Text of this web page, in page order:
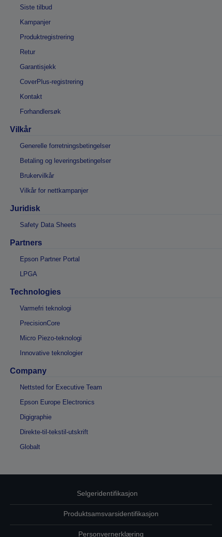
Siste tilbud
Kampanjer
Produktregistrering
Retur
Garantisjekk
CoverPlus-registrering
Kontakt
Forhandlersøk
Vilkår
Generelle forretningsbetingelser
Betaling og leveringsbetingelser
Brukervilkår
Vilkår for nettkampanjer
Juridisk
Safety Data Sheets
Partners
Epson Partner Portal
LPGA
Technologies
Varmefri teknologi
PrecisionCore
Micro Piezo-teknologi
Innovative teknologier
Company
Nettsted for Executive Team
Epson Europe Electronics
Digigraphie
Direkte-til-tekstil-utskrift
Globalt
Selgeridentifikasjon
Produktsamsvarsidentifikasjon
Personvernerklæring